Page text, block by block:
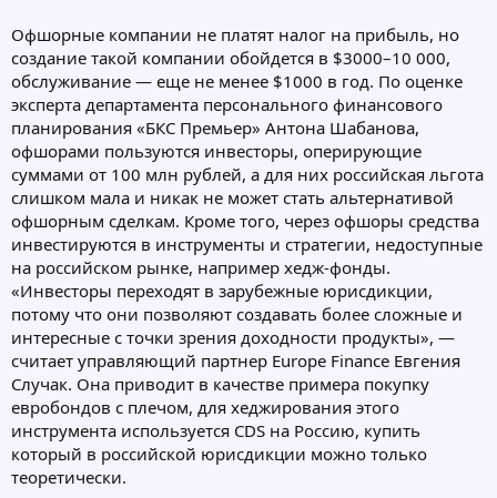
Офшорные компании не платят налог на прибыль, но
создание такой компании обойдется в $3000–10 000,
обслуживание — еще не менее $1000 в год. По оценке
эксперта департамента персонального финансового
планирования «БКС Премьер» Антона Шабанова,
офшорами пользуются инвесторы, оперирующие
суммами от 100 млн рублей, а для них российская льгота
слишком мала и никак не может стать альтернативой
офшорным сделкам. Кроме того, через офшоры средства
инвестируются в инструменты и стратегии, недоступные
на российском рынке, например хедж-фонды.
«Инвесторы переходят в зарубежные юрисдикции,
потому что они позволяют создавать более сложные и
интересные с точки зрения доходности продукты», —
считает управляющий партнер Europe Finance Евгения
Случак. Она приводит в качестве примера покупку
евробондов с плечом, для хеджирования этого
инструмента используется CDS на Россию, купить
который в российской юрисдикции можно только
теоретически.